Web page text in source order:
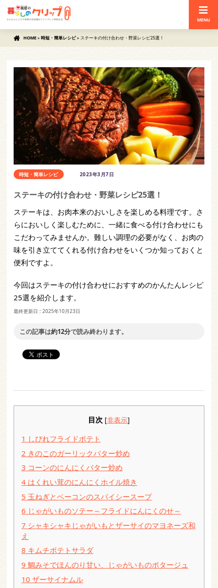
MENU
HOME» 時短・簡単レシピ» ステーキの付け合わせ・野菜レシピ25選！
時短・簡単レシピ 2023年3月7日
ステーキの付け合わせ・野菜レシピ25選！
ステーキは、お肉本来のおいしさを楽しめる料理です。さ
らにおいしく楽しむために、一緒に食べる付け合わせにも
こだわってみませんか。難しい調理の必要がなく、お肉の
味を引き立ててくれる付け合わせをいくつか知っておくと
便利ですよ。
今回はステーキの付け合わせにおすすめのかんたんレシピ
25選を紹介します。
最終更新日 : 2025年10月23日
この記事は約12分で読み終わります。
目次 [非表示]
1 しびれフライドポテト
2 きのこのガーリックバター炒め
3 コーンのにんにくバター炒め
4 はくれい茸のにんにくホイル焼き
5 玉ねぎとベーコンのスパイシースープ
6 じゃがいものソテー～フライドにんにくのせ～
7 シャキシャキじゃがいもとザーサイのマヨネーズ和
え
8 キムチポテトサラダ
9 鯛みそでほんのり甘い、じゃがいものポタージュ
10 ザーサイナムル